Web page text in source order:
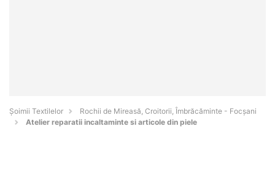
Șoimii Textilelor
Rochii de Mireasă, Croitorii, Îmbrăcăminte - Focşani
Atelier reparatii incaltaminte si articole din piele